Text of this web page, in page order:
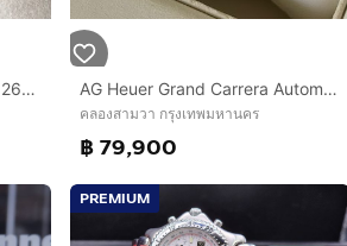
GUCCI G Timeless Ghost Ya1264017 126.4 Quartz Black Dial Men'S Ss Rubber Used AG Heuer Grand Carrera Automatic Caliber 8 RS GMT Grande Date White Dial 43 mm WAV5112.BA0901
คลองสามวา กรุงเทพมหานคร
฿ 79,900
PREMIUM